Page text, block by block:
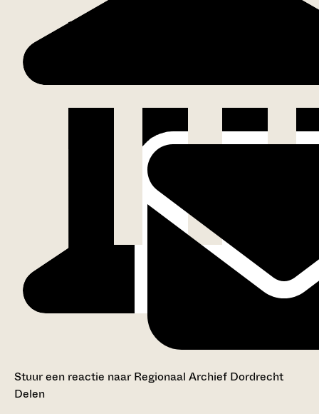
Stuur een reactie naar Regionaal Archief Dordrecht
Delen